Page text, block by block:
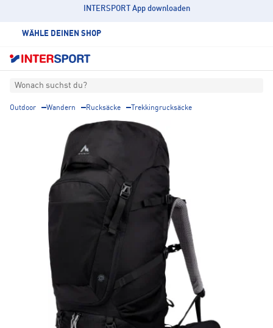
INTERSPORT App downloaden
WÄHLE DEINEN SHOP
Wonach suchst du?
Outdoor Wandern Rucksäcke Trekkingrucksäcke